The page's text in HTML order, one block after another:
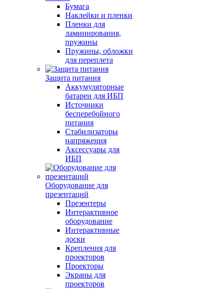
Бумага
Наклейки и пленки
Пленки для
ламинирования,
пружины
Пружины, обложки
для переплета
Защита питания
Аккумуляторные
батареи для ИБП
Источники
бесперебойного
питания
Стабилизаторы
напряжения
Аксессуары для
ИБП
Оборудование для
презентаций
Презентеры
Интерактивное
оборудование
Интерактивные
доски
Крепления для
проекторов
Проекторы
Экраны для
проекторов